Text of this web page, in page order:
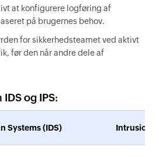
at konfigurere logføring af
på brugernes behov.
for sikkerhedsteamet ved aktivt
før den når andre dele af
og IPS:
Systems (IDS) Intrusion